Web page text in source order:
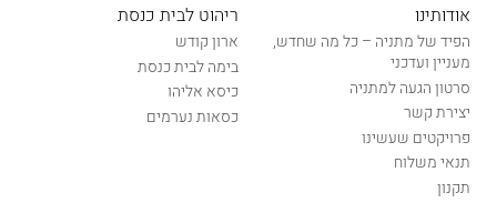
אודותינו
הפיד של מתניה – כל מה שחדש,
מעניין ועדכני
סרטון הגעה למתניה
יצירת קשר
פרויקטים שעשינו
תנאי משלוח
תקנון
ריהוט לבית כנסת
ארון קודש
בימה לבית כנסת
כיסא אליהו
כסאות נערמים